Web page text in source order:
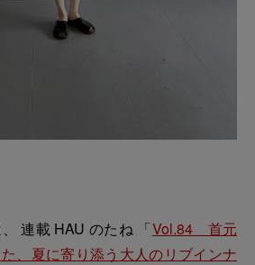
連載 HAU のたね 「Vol.84 首元
、夏に寄り添う大人のリブインナ